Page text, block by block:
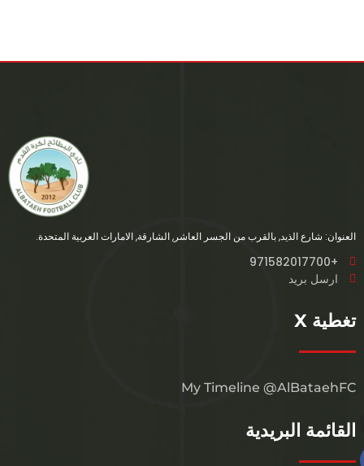
العنوان: شارع الذيد, بالقرب من الجسر العاشر, الشارقة, الامارات العربية المتحدة.
+971582017700
ارسل بريد
تغطية X
My Timeline @AlBataehFC
القائمة البريدية